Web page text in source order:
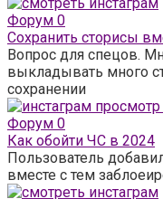
Форум 0
Сохранить сторисы
Вопрос для спецов.
выкладывать много
сохранении
Форум 0
Как обойти ЧС в 2024
Пользователь
вместе с тем